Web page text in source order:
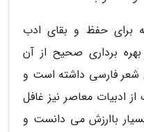
برای حفظ و بقای ادب
برداری صحیح از آن
فارسی داشته است و
ادبیات معاصر نیز غافل
باارزش می دانست و